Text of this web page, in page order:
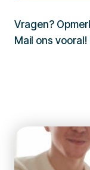
Vragen?
Mail ons